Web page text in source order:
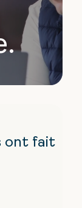
ont fait